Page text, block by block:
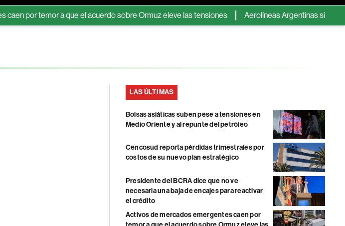
temor a que el acuerdo sobre Ormuz eleve las tensiones Aerolíneas Argentinas sigue en
LAS ÚLTIMAS
Bolsas asiáticas suben pese a tensiones en
Medio Oriente y al repunte del petróleo
Cencosud reporta pérdidas trimestrales por
costos de su nuevo plan estratégico
Presidente del BCRA dice que no ve
necesaria una baja de encajes para reactivar
el crédito
Activos de mercados emergentes caen por